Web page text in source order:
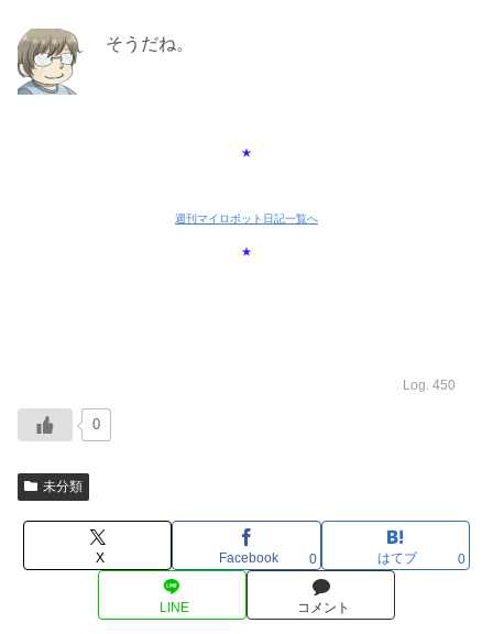
そうだね。
★
週刊マイロボット日記一覧へ
★
Log. 450
0
未分類
X Facebook 0 はてブ 0
LINE コメント